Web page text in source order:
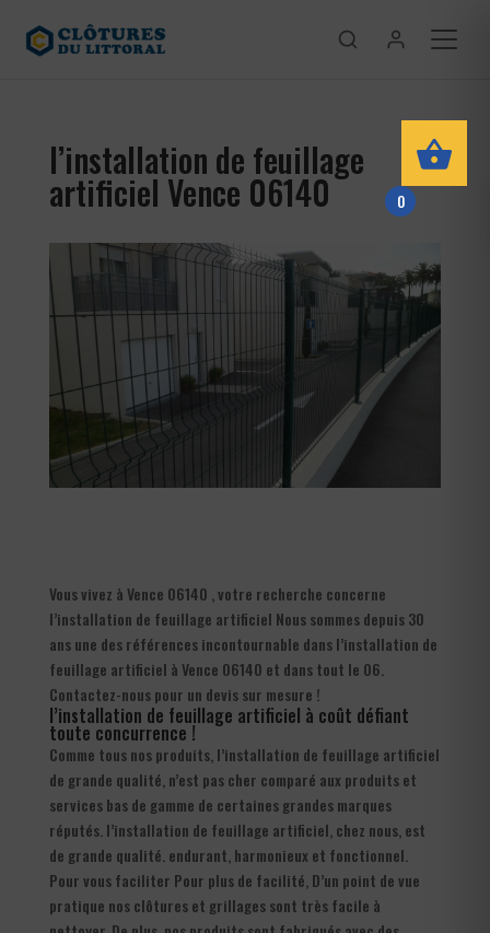
l’installation de feuillage
artificiel Vence 06140
Vous vivez à Vence 06140 , votre recherche concerne
l’installation de feuillage artificiel Nous sommes depuis 30
ans une des références incontournable dans l’installation de
feuillage artificiel à Vence 06140 et dans tout le 06.
Contactez-nous pour un devis sur mesure !
l’installation de feuillage artificiel à coût défiant
toute concurrence !
Comme tous nos produits, l’installation de feuillage artificiel
de grande qualité, n’est pas cher comparé aux produits et
services bas de gamme de certaines grandes marques
réputés. l’installation de feuillage artificiel, chez nous, est
de grande qualité. endurant, harmonieux et fonctionnel.
Pour vous faciliter Pour plus de facilité, D’un point de vue
pratique nos clôtures et grillages sont très facile à
0